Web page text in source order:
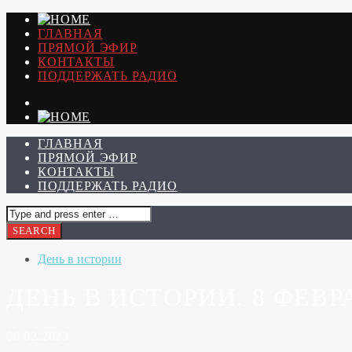
ГЛАВНАЯ
ПРЯМОЙ ЭФИР
КОНТАКТЫ
ПОДДЕРЖАТЬ РАДИО
ГЛАВНАЯ
ПРЯМОЙ ЭФИР
КОНТАКТЫ
ПОДДЕРЖАТЬ РАДИО
День в истории